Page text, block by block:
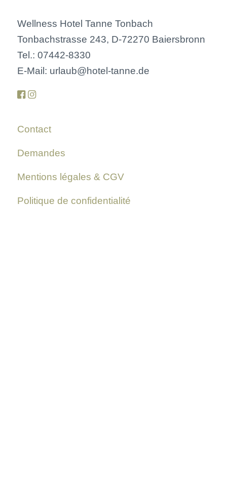
Wellness Hotel Tanne Tonbach
Tonbachstrasse 243, D-72270 Baiersbronn
Tel.: 07442-8330
E-Mail: urlaub@hotel-tanne.de
Contact
Demandes
Mentions légales & CGV
Politique de confidentialité